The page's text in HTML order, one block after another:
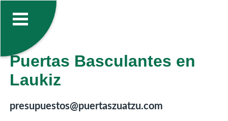
Puertas Basculantes en
Laukiz
presupuestos@puertaszuatzu.com